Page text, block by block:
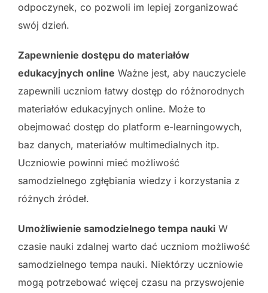
odpoczynek, co pozwoli im lepiej zorganizować
swój dzień.
Zapewnienie dostępu do materiałów
edukacyjnych online Ważne jest, aby nauczyciele
zapewnili uczniom łatwy dostęp do różnorodnych
materiałów edukacyjnych online. Może to
obejmować dostęp do platform e-learningowych,
baz danych, materiałów multimedialnych itp.
Uczniowie powinni mieć możliwość
samodzielnego zgłębiania wiedzy i korzystania z
różnych źródeł.
Umożliwienie samodzielnego tempa nauki W
czasie nauki zdalnej warto dać uczniom możliwość
samodzielnego tempa nauki. Niektórzy uczniowie
mogą potrzebować więcej czasu na przyswojenie